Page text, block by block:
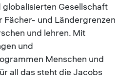
Gesellschaft
Fächer- und Ländergrenzen
und lehren. Mit
und
Menschen und
all das steht die Jacobs